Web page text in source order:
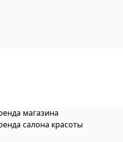
магазина
салона красоты